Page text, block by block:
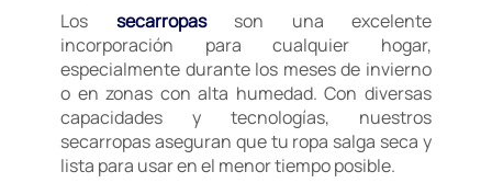
Los secarropasson una excelente
incorporación para cualquier hogar,
especialmente durante los meses de invierno
o en zonas con alta humedad. Con diversas
capacidades y tecnologías, nuestros
secarropas aseguran que tu ropa salga seca y
lista para usar en el menor tiempo posible.